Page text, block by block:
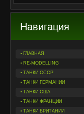
Навигация
ГЛАВНАЯ
RE-MODELLING
ТАНКИ СССР
ТАНКИ ГЕРМАНИИ
ТАНКИ США
ТАНКИ ФРАНЦИИ
ТАНКИ БРИТАНИИ